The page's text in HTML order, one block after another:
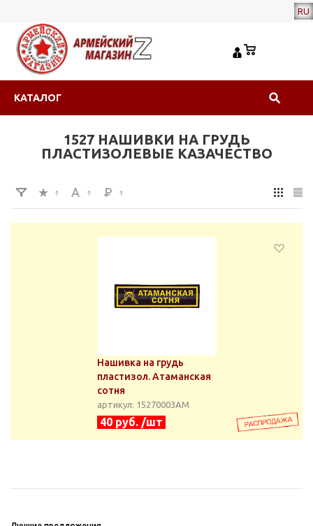
RU
КАТАЛОГ
1527 НАШИВКИ НА ГРУДЬ
ПЛАСТИЗОЛЕВЫЕ КАЗАЧЕСТВО
Нашивка на грудь
пластизол. Атаманская
сотня
артикул: 15270003АМ
40 руб. /шт